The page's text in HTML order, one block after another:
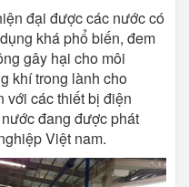
đại được các nước có
khá phổ biến, đem
gây hại cho môi
khí trong lành cho
với các thiết bị điện
đang được phát
Việt nam.